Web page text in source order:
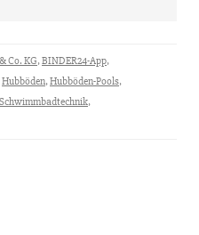
Co. KG,BINDER24-App,
Hubböden,Hubböden-Pools,
Schwimmbadtechnik,